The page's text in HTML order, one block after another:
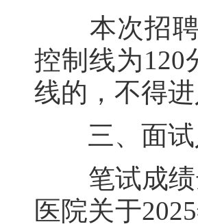
本次招聘
控制线为120
线的，不得
三、面试
笔试成绩
医院关于